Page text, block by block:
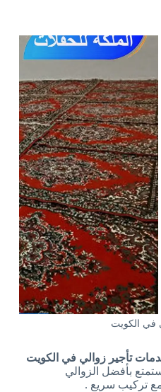
في الكويت
تأجير زوالي في الكويت
بأفضل الزوالي
مع تركيب سريع .